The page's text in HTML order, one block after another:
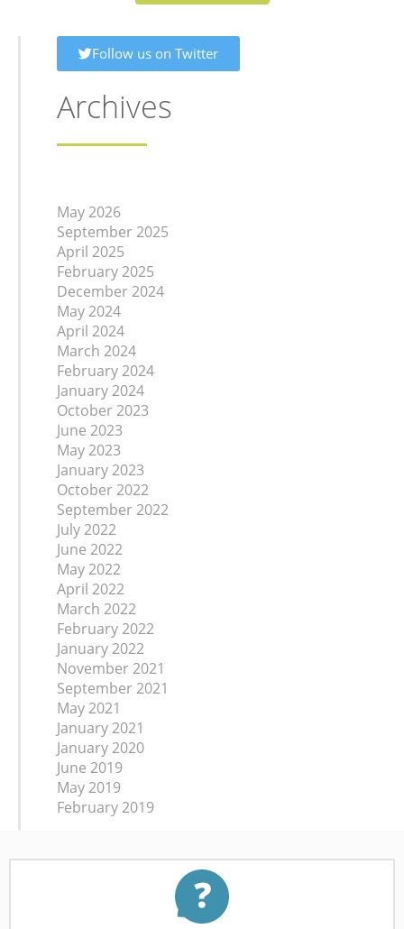
Follow us on Twitter
Archives
May 2026
September 2025
April 2025
February 2025
December 2024
May 2024
April 2024
March 2024
February 2024
January 2024
October 2023
June 2023
May 2023
January 2023
October 2022
September 2022
July 2022
June 2022
May 2022
April 2022
March 2022
February 2022
January 2022
November 2021
September 2021
May 2021
January 2021
January 2020
June 2019
May 2019
February 2019